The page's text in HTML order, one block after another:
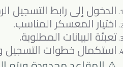
الدخول إلى رابط التسجيل
اختيار المعسكر المناسب.
تعبئة البيانات المطلوبة.
استكمال خطوات التسجيل